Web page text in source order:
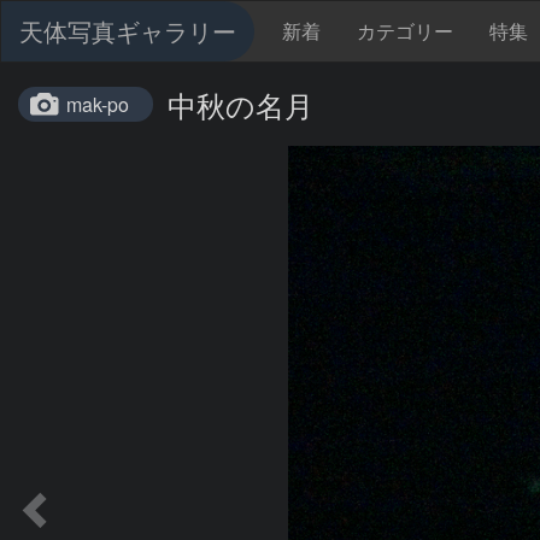
天体写真ギャラリー 新着 カテゴリー 特集
mak-po 中秋の名月